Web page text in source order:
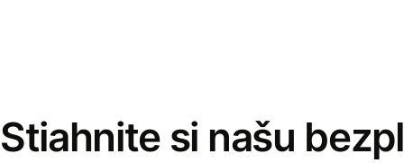
Stiahnite si našu